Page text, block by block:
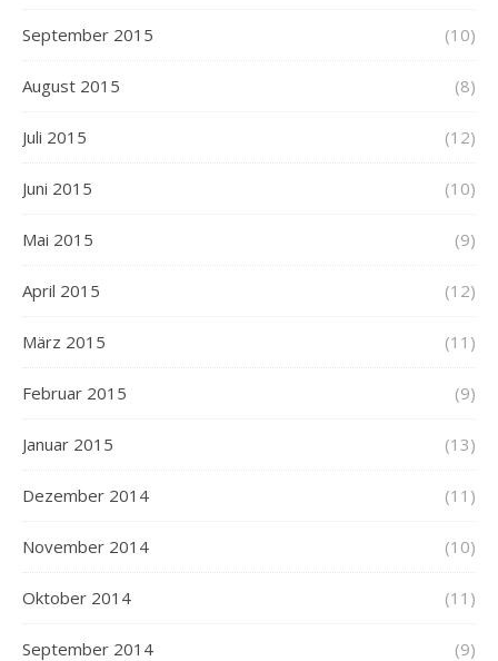
September 2015 (10)
August 2015 (8)
Juli 2015 (12)
Juni 2015 (10)
Mai 2015 (9)
April 2015 (12)
März 2015 (11)
Februar 2015 (9)
Januar 2015 (13)
Dezember 2014 (11)
November 2014 (10)
Oktober 2014 (11)
September 2014 (9)